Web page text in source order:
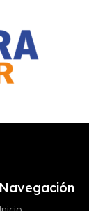
Navegación